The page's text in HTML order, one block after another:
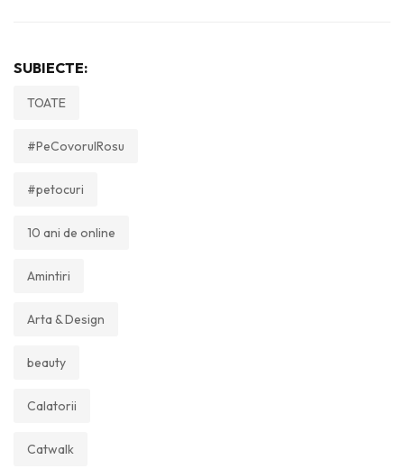
SUBIECTE:
TOATE
#PeCovorulRosu
#petocuri
10 ani de online
Amintiri
Arta & Design
beauty
Calatorii
Catwalk